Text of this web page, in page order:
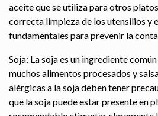
aceite que se utiliza para otros
correcta limpieza de los utensilios y
fundamentales para prevenir la
Soja: La soja es un ingrediente
muchos alimentos procesados ​​y
alérgicas a la soja deben tener
que la soja puede estar presente en